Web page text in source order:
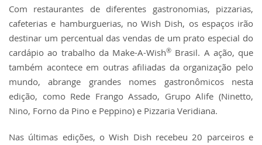
Com restaurantes de diferentes gastronomias, pizzarias,
cafeterias e hamburguerias, no Wish Dish, os espaços irão
destinar um percentual das vendas de um prato especial do
cardápio ao trabalho da Make-A-Wish® Brasil. A ação, que
também acontece em outras afiliadas da organização pelo
mundo, abrange grandes nomes gastronômicos nesta
edição, como Rede Frango Assado, Grupo Alife (Ninetto,
Nino, Forno da Pino e Peppino) e Pizzaria Veridiana.
Nas últimas edições, o Wish Dish recebeu 20 parceiros e